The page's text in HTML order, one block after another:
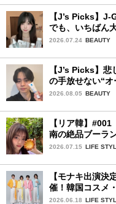
【J’s Picks】J-
でも、いちばん
ン夏の必需品〉
2026.07.24 BEAUTY
【J’s Picks】
の手放せない“
ファッション夏
2026.08.05 BEAUTY
【リア韓】
南の絶品ブーラ
2026.07.15 LIFE
【モナキ出演決
催！韓国コスメ
ハップルFES in
2026.06.18 LIFE